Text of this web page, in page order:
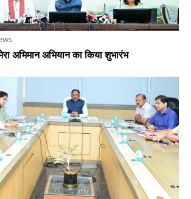
योजनाओं का करें समयबद्ध क्रियान्वयन , प्रत्येक
की योजनाओं का लाभ : मुख्यमंत्री साय